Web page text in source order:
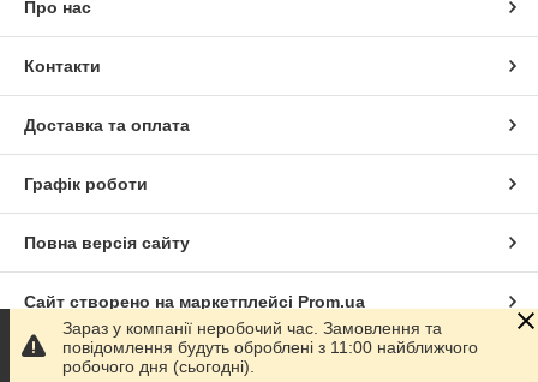
Про нас
Контакти
Доставка та оплата
Графік роботи
Повна версія сайту
Сайт створено на маркетплейсі Prom.ua
Політика конфіденційності
Зараз у компанії неробочий час. Замовлення та
повідомлення будуть оброблені з 11:00 найближчого
робочого дня (сьогодні).